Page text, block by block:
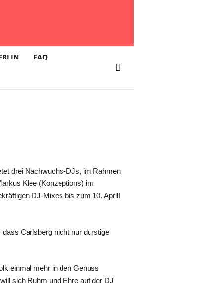
FAQ
drei Nachwuchs-DJs, im Rahmen
Klee (Konzeptions) im
DJ-Mixes bis zum 10. April!
Carlsberg nicht nur durstige
einmal mehr in den Genuss
sich Ruhm und Ehre auf der DJ